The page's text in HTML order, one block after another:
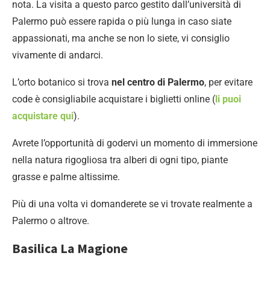
nota. La visita a questo parco gestito dall’università di
Palermo può essere rapida o più lunga in caso siate
appassionati, ma anche se non lo siete, vi consiglio
vivamente di andarci.
L’orto botanico si trova nel centro di Palermo, per evitare
code è consigliabile acquistare i biglietti online ( li puoi
acquistare qui).
Avrete l’opportunità di godervi un momento di immersione
nella natura rigogliosa tra alberi di ogni tipo, piante
grasse e palme altissime.
Più di una volta vi domanderete se vi trovate realmente a
Palermo o altrove.
Basilica La Magione